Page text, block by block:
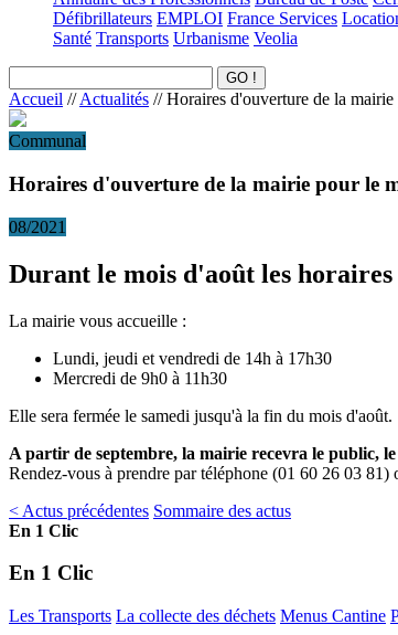
Défibrillateurs EMPLOI France Services
Santé Transports Urbanisme Veolia
Accueil //Actualités // Horaires d'ouverture de la
Communal
Horaires d'ouverture de la mairie pour le
08/2021
Durant le mois d'août les
La mairie vous accueille :
Lundi, jeudi et vendredi de 14h à 17h30
Mercredi de 9h0 à 11h30
Elle sera fermée le samedi jusqu'à la fin du mois d'août.
A partir de septembre, la mairie recevra le public,
Rendez-vous à prendre par téléphone (01 60 26 03 81)
< Actus précédentes Sommaire des actus
En 1 Clic
En 1 Clic
Les Transports La collecte des déchets Menus Cantine